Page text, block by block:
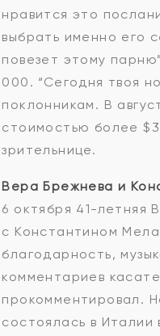
нравится это
выбрать именно его
повезет этому
000. “Сегодня твоя
поклонникам. В
стоимостью более
зрительнице.
Вера Брежнева и
6 октября 41-летняя
с Константином
благодарность,
комментариев
прокомментировал.
состоялась в Италии